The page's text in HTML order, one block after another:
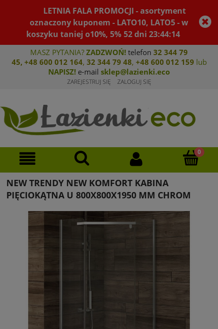
LETNIA FALA PROMOCJI - asortyment
oznaczony kuponem - LATO10, LATO5 - w
koszyku taniej o10%, 5% 52dni23:44:14
MASZ PYTANIA? ZADZWOŃ! telefon 32 344 79
45, +48 600 012 164, 32 344 79 48, +48 600 012 159 lub
NAPISZ! e-mail sklep@lazienki.eco
ZAREJESTRUJ SIĘ ZALOGUJ SIĘ
NEW TRENDY NEW KOMFORT KABINA
PIĘCIOKĄTNA U 800X800X1950 MM CHROM